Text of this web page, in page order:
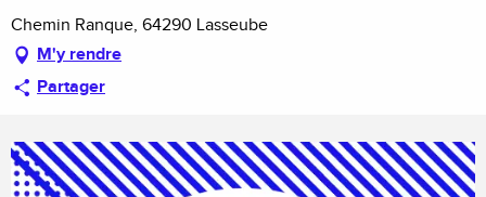
Chemin Ranque, 64290 Lasseube
M'y rendre
Partager